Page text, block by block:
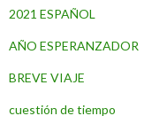
2021 ESPAÑOL
AÑO ESPERANZADOR
BREVE VIAJE
cuestión de tiempo